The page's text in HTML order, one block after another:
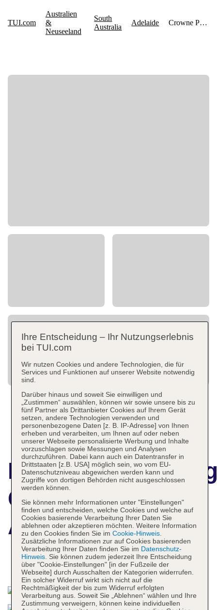
Crowne Plaza
Adelaide
Das bietet Ihre Unterkunft
Ihre Entscheidung – Ihr Nutzungserlebnis
bei TUI.com
Wir nutzen Cookies und andere Technologien, die für
Services und Funktionen auf unserer Website notwendig
sind.
Darüber hinaus und soweit Sie einwilligen und
„Zustimmen“ auswählen, können wir sowie unsere bis zu
fünf Partner als Drittanbieter Cookies auf Ihrem Gerät
setzen, andere Technologien verwenden und
personenbezogene Daten [z. B. IP-Adresse] von Ihnen
erheben und verarbeiten, um Ihnen auf oder neben
unserer Webseite personalisierte Werbung und Inhalte
vorzuschlagen sowie Messungen und Analysen
durchzuführen. Dabei kann auch ein Datentransfer in
Drittstaaten [z.B. USA] möglich sein, wo vom EU-
Datenschutzniveau abgewichen werden kann und
Zugriffe von dortigen Behörden nicht ausgeschlossen
werden können.
Sie können mehr Informationen unter "Einstellungen"
finden und entscheiden, welche Cookies und welche auf
Cookies basierende Verarbeitung Ihrer Daten Sie
ablehnen oder akzeptieren möchten. Weitere Information
zu den Cookies finden Sie im Cookie-Hinweis.
Zusätzliche Informationen zur auf Cookies basierenden
Verarbeitung Ihrer Daten finden Sie im Datenschutz-
Hinweis. Sie können zudem jederzeit Ihre Entscheidung
über "Cookie-Einstellungen" [in der Fußzeile der
Webseite] durch Ausschalten der Kategorien widerrufen.
Ein solcher Widerruf wirkt sich nicht auf die
Rechtmäßigkeit der bis zum Widerruf erfolgten
Verarbeitung aus. Soweit Sie „Ablehnen“ wählen und Ihre
Zustimmung verweigern, können keine individuellen